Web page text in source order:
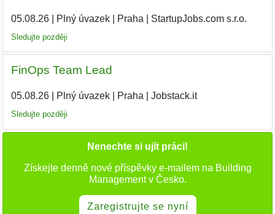
05.08.26| Plný úvazek| Praha StartupJobs.com s.r.o.
Sledujte později
FinOps Team Lead
05.08.26| Plný úvazek| Praha Jobstack.it|
Sledujte později
Nenechte si ujít práci!
Získejte denně nové příspěvky e-mailem na Building
Management v Česko.
Zaregistrujte se nyní